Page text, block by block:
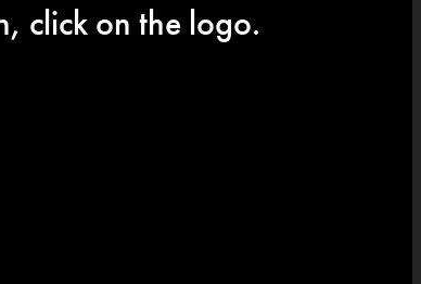
click on the logo.